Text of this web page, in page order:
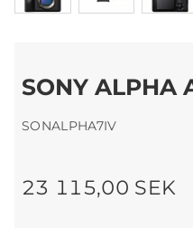
SONY ALPHA
SONALPHA7IV
23 115,00 SEK